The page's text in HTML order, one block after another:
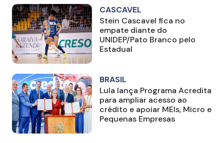
CASCAVEL
Stein Cascavel fica no
empate diante do
UNIDEP/Pato Branco pelo
Estadual
BRASIL
Lula lança Programa Acredita
para ampliar acesso ao
crédito e apoiar MEIs, Micro e
Pequenas Empresas